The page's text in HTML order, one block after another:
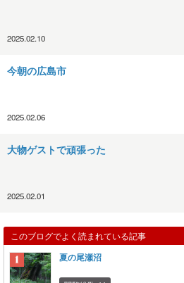
2025.02.10
今朝の広島市
2025.02.06
大物ゲストで頑張った
2025.02.01
このブログでよく読まれている記事
夏の尾瀬沼